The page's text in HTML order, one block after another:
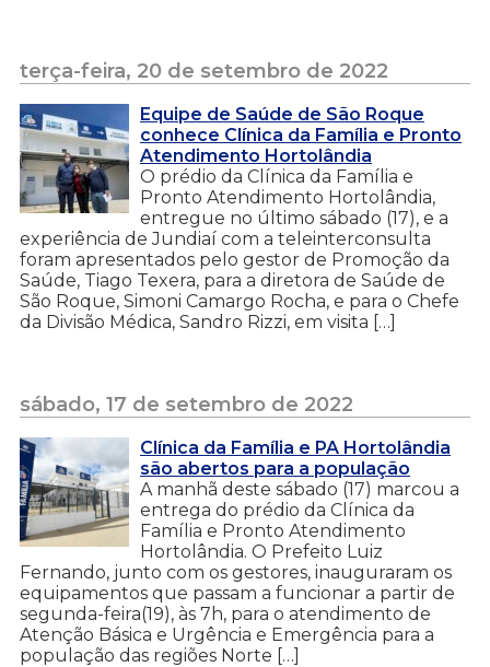
terça-feira, 20 de setembro de 2022
Equipe de Saúde de São Roque
conhece Clínica da Família e Pronto
Atendimento Hortolândia
O prédio da Clínica da Família e
Pronto Atendimento Hortolândia,
entregue no último sábado (17), e a
experiência de Jundiaí com a teleinterconsulta
foram apresentados pelo gestor de Promoção da
Saúde, Tiago Texera, para a diretora de Saúde de
São Roque, Simoni Camargo Rocha, e para o Chefe
da Divisão Médica, Sandro Rizzi, em visita […]
sábado, 17 de setembro de 2022
Clínica da Família e PA Hortolândia
são abertos para a população
A manhã deste sábado (17) marcou a
entrega do prédio da Clínica da
Família e Pronto Atendimento
Hortolândia. O Prefeito Luiz
Fernando, junto com os gestores, inauguraram os
equipamentos que passam a funcionar a partir de
segunda-feira(19), às 7h, para o atendimento de
Atenção Básica e Urgência e Emergência para a
população das regiões Norte […]